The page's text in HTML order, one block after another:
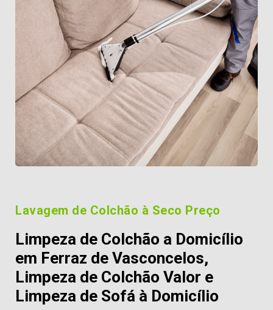
Lavagem de Colchão à Seco Preço
Limpeza de Colchão a Domicílio
em Ferraz de Vasconcelos,
Limpeza de Colchão Valor e
Limpeza de Sofá à Domicílio